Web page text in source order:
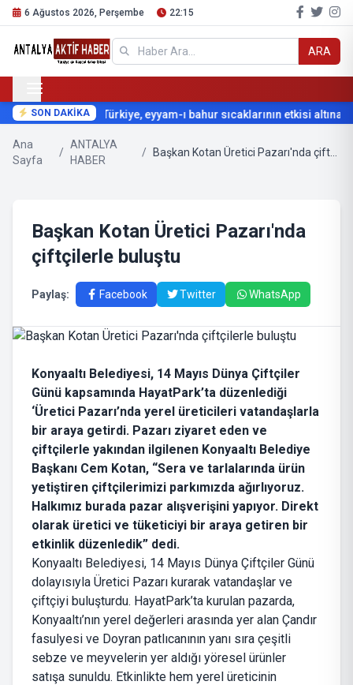
6 Ağustos 2026, Perşembe 22:15
ARA
SON DAKİKA Türkiye, eyyam-ı bahur sıcaklarının etkisi altına
Ana
Sayfa
/
ANTALYA
HABER
/ Başkan Kotan Üretici Pazarı'nda çiftçilerle buluştu
Başkan Kotan Üretici Pazarı'nda
çiftçilerle buluştu
Paylaş: Facebook Twitter WhatsApp
Konyaaltı Belediyesi, 14 Mayıs Dünya Çiftçiler
Günü kapsamında HayatPark’ta düzenlediği
‘Üretici Pazarı’nda yerel üreticileri vatandaşlarla
bir araya getirdi. Pazarı ziyaret eden ve
çiftçilerle yakından ilgilenen Konyaaltı Belediye
Başkanı Cem Kotan, “Sera ve tarlalarında ürün
yetiştiren çiftçilerimizi parkımızda ağırlıyoruz.
Halkımız burada pazar alışverişini yapıyor. Direkt
olarak üretici ve tüketiciyi bir araya getiren bir
etkinlik düzenledik” dedi.
Konyaaltı Belediyesi, 14 Mayıs Dünya Çiftçiler Günü
dolayısıyla Üretici Pazarı kurarak vatandaşlar ve
çiftçiyi buluşturdu. HayatPark’ta kurulan pazarda,
Konyaaltı’nın yerel değerleri arasında yer alan Çandır
fasulyesi ve Doyran patlıcanının yanı sıra çeşitli
sebze ve meyvelerin yer aldığı yöresel ürünler
satışa sunuldu. Etkinlikte hem yerel üreticinin